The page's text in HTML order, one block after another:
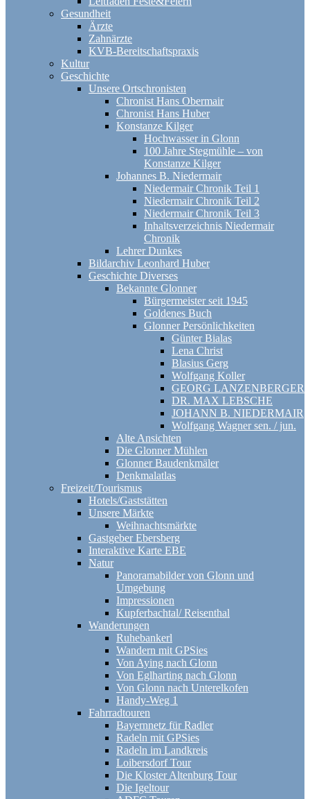
Gesundheit
Ärzte
Zahnärzte
KVB-Bereitschaftspraxis
Kultur
Geschichte
Unsere Ortschronisten
Chronist Hans Obermair
Chronist Hans Huber
Konstanze Kilger
Hochwasser in Glonn
100 Jahre Stegmühle – von
Konstanze Kilger
Johannes B. Niedermair
Niedermair Chronik Teil 1
Niedermair Chronik Teil 2
Niedermair Chronik Teil 3
Inhaltsverzeichnis Niedermair
Chronik
Lehrer Dunkes
Bildarchiv Leonhard Huber
Geschichte Diverses
Bekannte Glonner
Bürgermeister seit 1945
Goldenes Buch
Glonner Persönlichkeiten
Günter Bialas
Lena Christ
Blasius Gerg
Wolfgang Koller
GEORG LANZENBERGER
DR. MAX LEBSCHE
JOHANN B. NIEDERMAIR
Wolfgang Wagner sen. / jun.
Alte Ansichten
Die Glonner Mühlen
Glonner Baudenkmäler
Denkmalatlas
Freizeit/Tourismus
Hotels/Gaststätten
Unsere Märkte
Weihnachtsmärkte
Gastgeber Ebersberg
Interaktive Karte EBE
Natur
Panoramabilder von Glonn und
Umgebung
Impressionen
Kupferbachtal/ Reisenthal
Wanderungen
Ruhebankerl
Wandern mit GPSies
Von Aying nach Glonn
Von Eglharting nach Glonn
Von Glonn nach Unterelkofen
Handy-Weg 1
Fahrradtouren
Bayernnetz für Radler
Radeln mit GPSies
Radeln im Landkreis
Loibersdorf Tour
Die Kloster Altenburg Tour
Die Igeltour